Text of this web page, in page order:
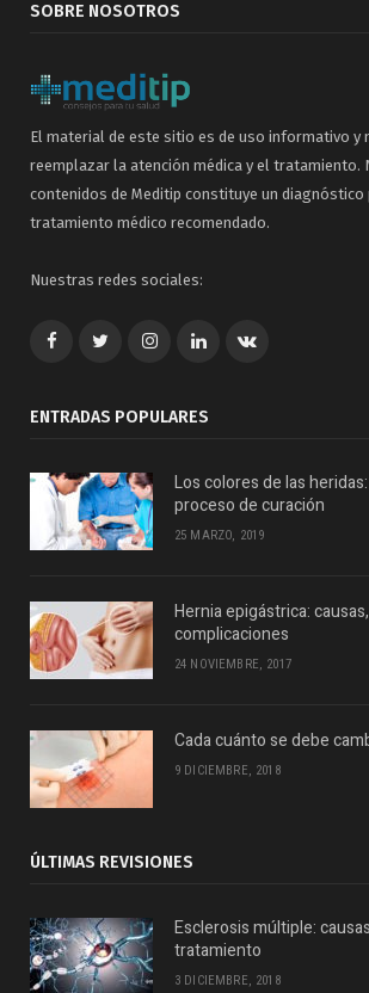
SOBRE NOSOTROS
El material de este sitio es de uso informativo y
reemplazar la atención médica y el tratamiento.
contenidos de Meditip constituye un diagnóstico
tratamiento médico recomendado.
Nuestras redes sociales:
FacebookTwitterGoogle+LinkedInVK
ENTRADAS POPULARES
Los colores de las
proceso de curación
25 MARZO, 2019
Hernia epigástrica:
complicaciones
24 NOVIEMBRE, 2017
Cada cuánto se debe
9 DICIEMBRE, 2018
ÚLTIMAS REVISIONES
Esclerosis múltiple:
tratamiento
3 DICIEMBRE, 2018